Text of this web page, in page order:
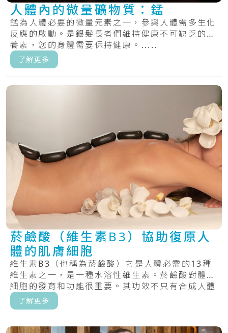
人體內的微量礦物質：錳
錳為人體必要的微量元素之一，參與人體需多生化
反應的啟動。是銀髮長者們維持健康不可缺乏的營
養素，您的身體需要保持健康。.....
了解更多
菸鹼酸（維生素B3）協助復原人
體的肌膚細胞
維生素B3（也稱為菸鹼酸）它是人體必需的13種
維生素之一，是一種水溶性維生素。菸鹼酸對體內
細胞的發育和功能很重要。其功效不只有合成人體
D.....
了解更多